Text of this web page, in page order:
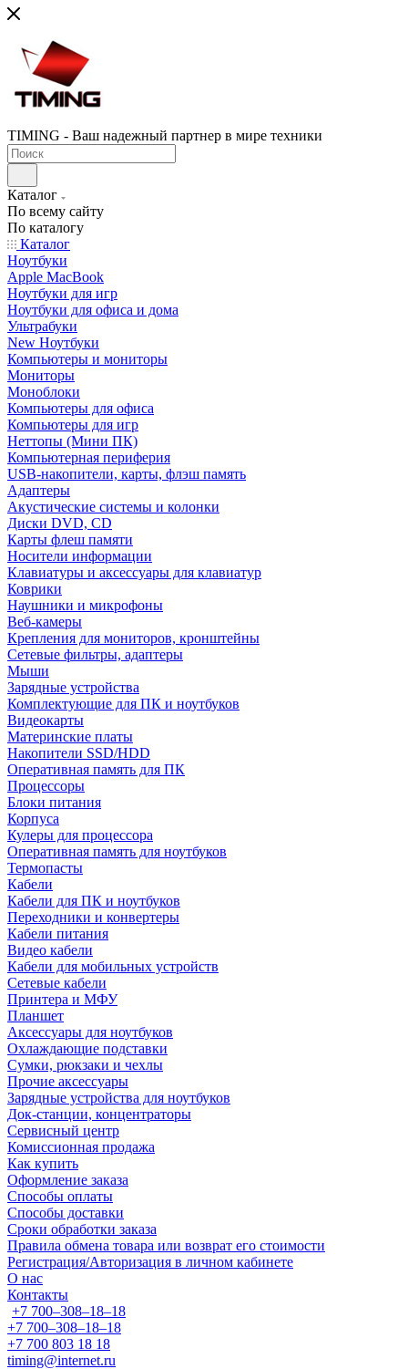
TIMING - Ваш надежный партнер в мире техники
Каталог
По всему сайту
По каталогу
Каталог
Ноутбуки
Apple MacBook
Ноутбуки для игр
Ноутбуки для офиса и дома
Ультрабуки
New Ноутбуки
Компьютеры и мониторы
Мониторы
Моноблоки
Компьютеры для офиса
Компьютеры для игр
Неттопы (Мини ПК)
Компьютерная периферия
USB-накопители, карты, флэш память
Адаптеры
Акустические системы и колонки
Диски DVD, CD
Карты флеш памяти
Носители информации
Клавиатуры и аксессуары для клавиатур
Коврики
Наушники и микрофоны
Веб-камеры
Крепления для мониторов, кронштейны
Сетевые фильтры, адаптеры
Мыши
Зарядные устройства
Комплектующие для ПК и ноутбуков
Видеокарты
Материнские платы
Накопители SSD/HDD
Оперативная память для ПК
Процессоры
Блоки питания
Корпуса
Кулеры для процессора
Оперативная память для ноутбуков
Термопасты
Кабели
Кабели для ПК и ноутбуков
Переходники и конвертеры
Кабели питания
Видео кабели
Кабели для мобильных устройств
Сетевые кабели
Принтера и МФУ
Планшет
Аксессуары для ноутбуков
Охлаждающие подставки
Сумки, рюкзаки и чехлы
Прочие аксессуары
Зарядные устройства для ноутбуков
Док-станции, концентраторы
Сервисный центр
Комиссионная продажа
Как купить
Оформление заказа
Способы оплаты
Способы доставки
Сроки обработки заказа
Правила обмена товара или возврат его стоимости
Регистрация/Авторизация в личном кабинете
О нас
Контакты
+7 700‒308‒18‒18
+7 700‒308‒18‒18
+7 700 803 18 18
timing@internet.ru